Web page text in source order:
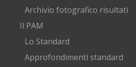
Archivio fotografico risultati
Il PAM
Lo Standard
Approfondimenti standard